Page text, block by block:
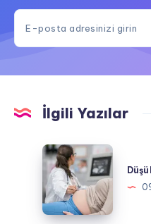
İlgili Yazılar
Düşük
Riskini
Arttıran
Besinler